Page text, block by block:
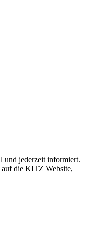
jederzeit informiert.
die KITZ Website,